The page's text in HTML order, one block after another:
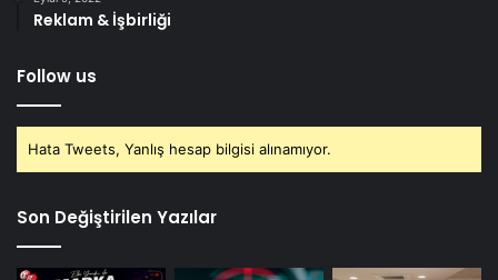
Reklam & İşbirliği
Follow us
Hata Tweets, Yanlış hesap bilgisi alınamıyor.
Son Değiştirilen Yazılar